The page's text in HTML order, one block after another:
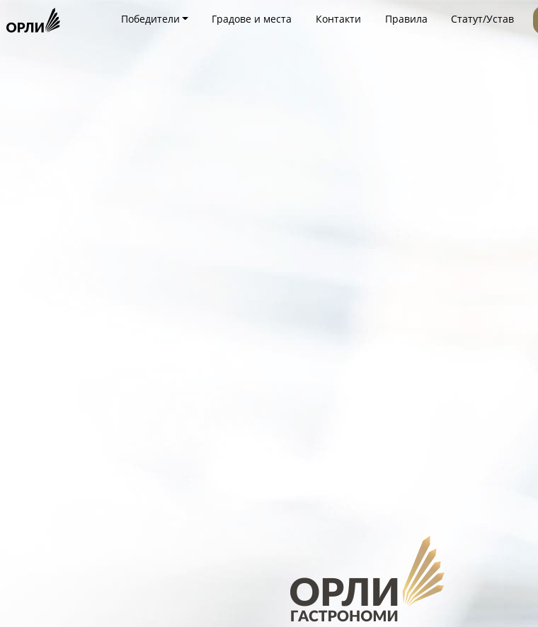
Победители Градове и места Контакти Правила Статут/Устав